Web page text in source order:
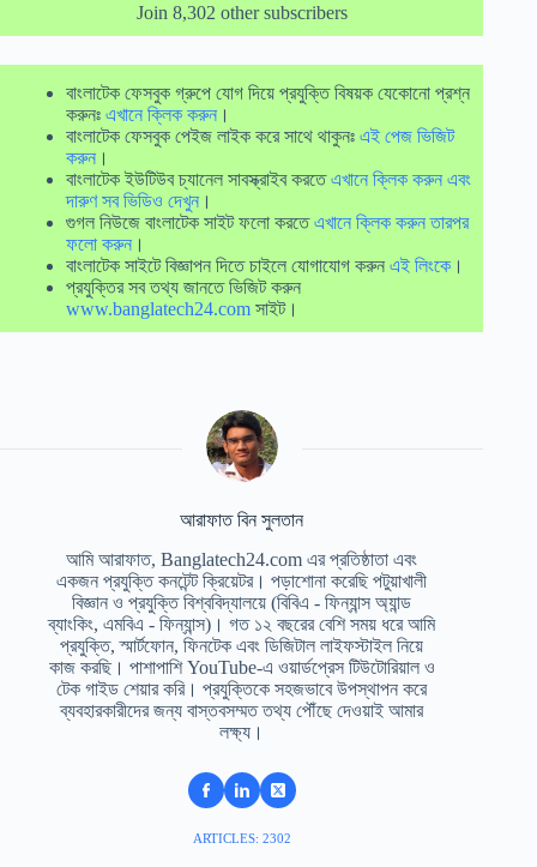
Join 8,302 other subscribers
বাংলাটেক ফেসবুক গ্রুপে যোগ দিয়ে প্রযুক্তি বিষয়ক যেকোনো প্রশ্ন
করুনঃ এখানে ক্লিক করুন ।
বাংলাটেক ফেসবুক পেইজ লাইক করে সাথে থাকুনঃ এই পেজ ভিজিট
করুন ।
বাংলাটেক ইউটিউব চ্যানেল সাবস্ক্রাইব করতেএখানে ক্লিক করুন এবং
দারুণ সব ভিডিও দেখুন ।
গুগল নিউজে বাংলাটেক সাইট ফলো করতেএখানে ক্লিক করুন তারপর
ফলো করুন ।
বাংলাটেক সাইটে বিজ্ঞাপন দিতে চাইলে যোগাযোগ করুন এই লিংকে ।
প্রযুক্তির সব তথ্য জানতে ভিজিট করুন
www.banglatech24.com সাইট।
আরাফাত বিন সুলতান
আমি আরাফাত, Banglatech24.com এর প্রতিষ্ঠাতা এবং
একজন প্রযুক্তি কনটেন্ট ক্রিয়েটর। পড়াশোনা করেছি পটুয়াখালী
বিজ্ঞান ও প্রযুক্তি বিশ্ববিদ্যালয়ে (বিবিএ - ফিন্যান্স অ্যান্ড
ব্যাংকিং, এমবিএ - ফিন্যান্স)। গত ১২ বছরের বেশি সময় ধরে আমি
প্রযুক্তি, স্মার্টফোন, ফিনটেক এবং ডিজিটাল লাইফস্টাইল নিয়ে
কাজ করছি। পাশাপাশি YouTube-এ ওয়ার্ডপ্রেস টিউটোরিয়াল ও
টেক গাইড শেয়ার করি। প্রযুক্তিকে সহজভাবে উপস্থাপন করে
ব্যবহারকারীদের জন্য বাস্তবসম্মত তথ্য পৌঁছে দেওয়াই আমার
লক্ষ্য।
ARTICLES: 2302